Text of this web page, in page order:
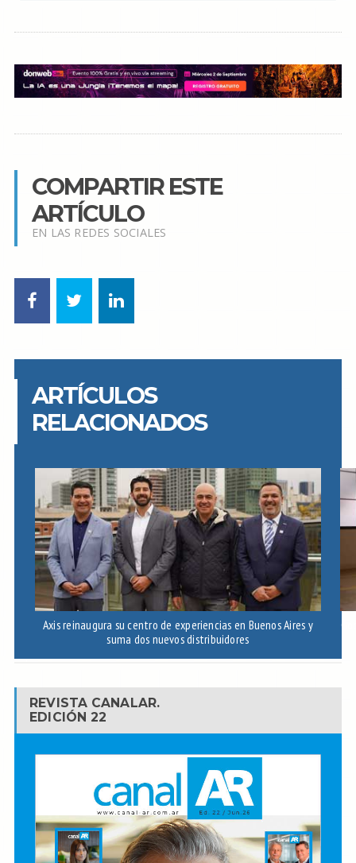
COMPARTIR ESTE
ARTÍCULO
EN LAS REDES SOCIALES
ARTÍCULOS
RELACIONADOS
Axis reinaugura su centro de experiencias en Buenos Aires y
suma dos nuevos distribuidores
REVISTA CANALAR.
EDICIÓN 22